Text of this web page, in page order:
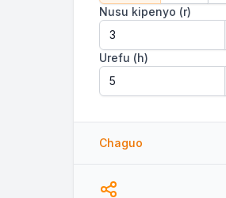
Nusu kipenyo (r)
Urefu (h)
Chaguo